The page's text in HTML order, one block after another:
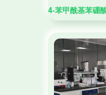
4-苯甲酰基苯硼